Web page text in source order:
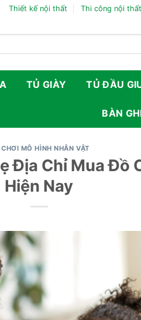
Thiết kế nội thất Thi công nội thất
TỦ GIÀY TỦ ĐẦU
BÀN
MÔ HÌNH NHÂN VẬT
Địa Chỉ Mua Đồ
Hiện Nay